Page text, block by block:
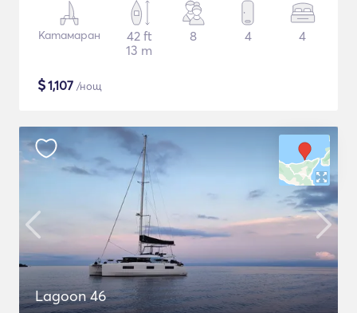
Катамаран
42 ft
13 m
8 4 4
$1,107 /нощ
Lagoon 46